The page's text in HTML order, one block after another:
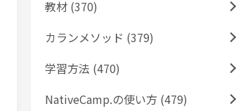
教材 (370)
カランメソッド (379)
学習方法 (470)
NativeCamp.の使い方 (479)